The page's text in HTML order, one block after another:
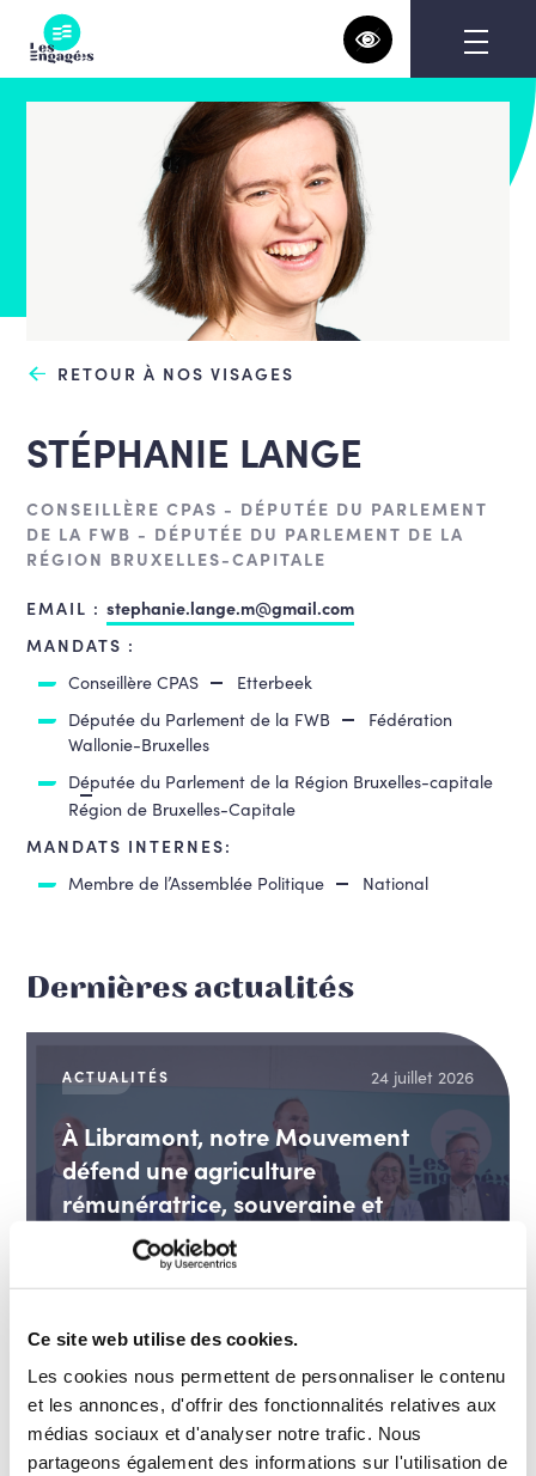
Ce site web utilise des cookies.
Les cookies nous permettent de personnaliser le contenu
et les annonces, d'offrir des fonctionnalités relatives aux
médias sociaux et d'analyser notre trafic. Nous
partageons également des informations sur l'utilisation de
content
RETOUR À NOS VISAGES
STÉPHANIE LANGE
CONSEILLÈRE CPAS - DÉPUTÉE DU PARLEMENT
DE LA FWB - DÉPUTÉE DU PARLEMENT DE LA
RÉGION BRUXELLES-CAPITALE
EMAIL :stephanie.lange.m@gmail.com
MANDATS :
Conseillère CPAS
Etterbeek
Députée du Parlement de la FWB
Fédération
Wallonie-Bruxelles
Députée du Parlement de la Région Bruxelles-capitale
Région de Bruxelles-Capitale
MANDATS INTERNES:
Membre de l’Assemblée Politique
National
Dernières actualités
ACTUALITÉS 24 juillet 2026
À Libramont, notre Mouvement
défend une agriculture
rémunératrice, souveraine et
tournée vers l’avenir
Agriculture et ruralité
ACTUALITÉS 20 juillet 2026